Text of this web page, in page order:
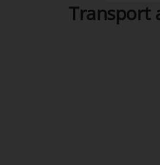
Transport